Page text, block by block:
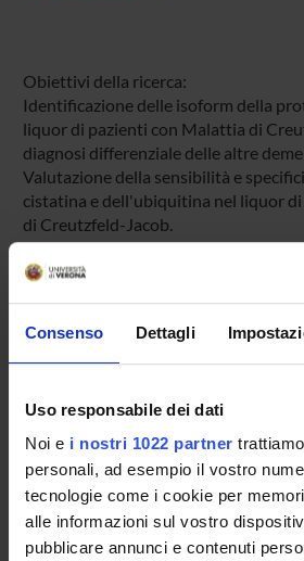
Consenso Dettagli
Uso responsabile dei dati
Noi e i nostri 1022 partner
personali, ad esempio il vostro
tecnologie come i cookie per
alle informazioni sul vostro
pubblicare annunci e contenuti
Obiettivi della ricerca:
Identificazione delle isoform della
liquor di pazienti con Malattia di
diagnosi differenziale delle altre
Valutazione della sensibilità e
cistatina e dell'ubiquitina nel liquor
di Creutzfeld-Jacob.
ISS Istituto Superiore di Sanità
Finanziamento:assegnato e gestito
PARTECIPANTI AL PROGETTO
Salvatore Monaco
Collaboratore alla ricerca - Tecnico di